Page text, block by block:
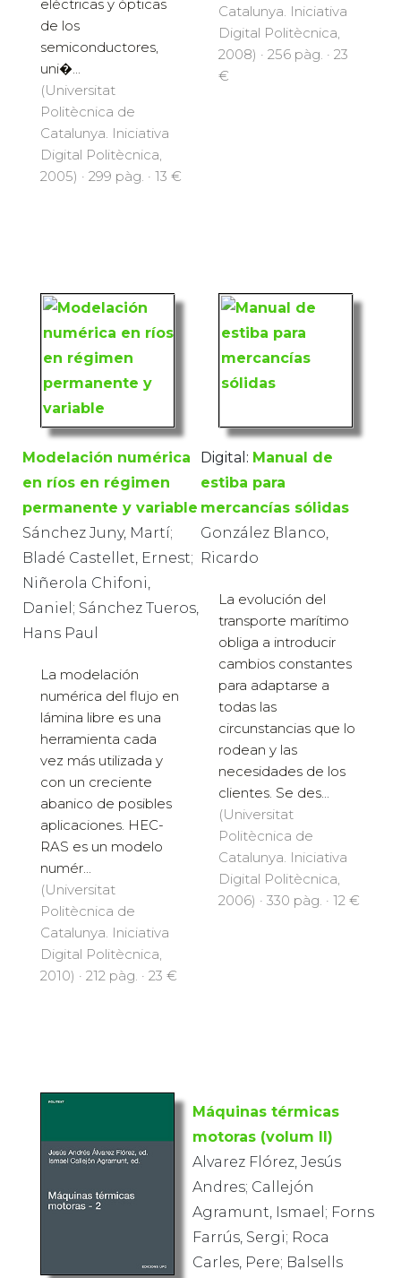
eléctricas y ópticas
de los
semiconductores,
uni�...
(Universitat
Politècnica de
Catalunya. Iniciativa
Digital Politècnica,
2005) · 299 pàg. · 13 €
Catalunya. Iniciativa
Digital Politècnica,
2008) · 256 pàg. · 23
€
Modelación numérica
en ríos en régimen
permanente y variable
Sánchez Juny, Martí;
Bladé Castellet, Ernest;
Niñerola Chifoni,
Daniel; Sánchez Tueros,
Hans Paul
La modelación
numérica del flujo en
lámina libre es una
herramienta cada
vez más utilizada y
con un creciente
abanico de posibles
aplicaciones. HEC-
RAS es un modelo
numér...
(Universitat
Politècnica de
Catalunya. Iniciativa
Digital Politècnica,
2010) · 212 pàg. · 23 €
Digital: Manual de
estiba para
mercancías sólidas
González Blanco,
Ricardo
La evolución del
transporte marítimo
obliga a introducir
cambios constantes
para adaptarse a
todas las
circunstancias que lo
rodean y las
necesidades de los
clientes. Se des...
(Universitat
Politècnica de
Catalunya. Iniciativa
Digital Politècnica,
2006) · 330 pàg. · 12 €
Máquinas térmicas
motoras (volum II)
Alvarez Flórez, Jesús
Andres; Callejón
Agramunt, Ismael; Forns
Farrús, Sergi; Roca
Carles, Pere; Balsells